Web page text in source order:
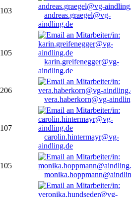
103
andreas.graegel@vg-
aindling.de
105
karin.greifenegger@vg-
aindling.de
206
vera.haberkorn@vg-
107
carolin.hintermayr@vg-
aindling.de
105